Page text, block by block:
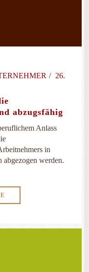
26.
abzugsfähig
Anlass
in
abgezogen werden.